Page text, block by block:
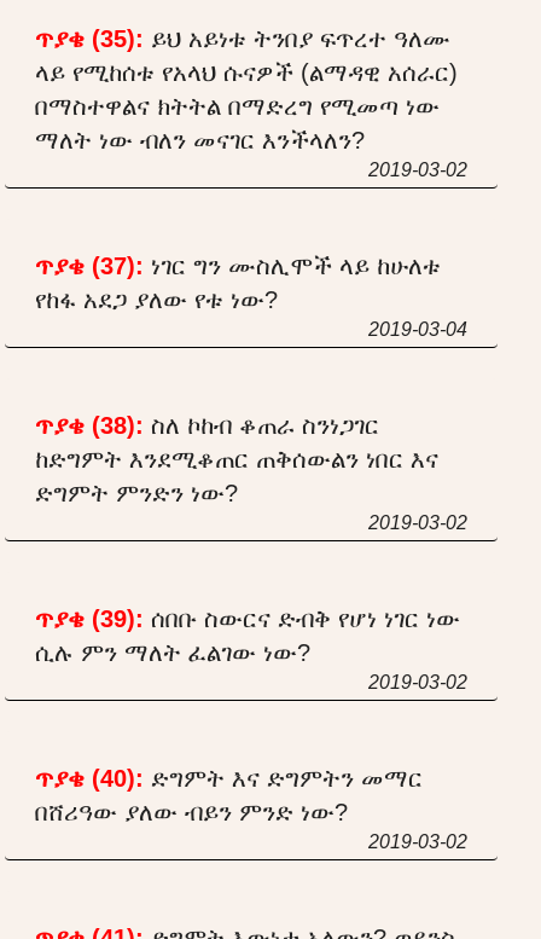
ጥያቄ (35): ይህ አይነቱ ትንበያ ፍጥረተ ዓለሙ
ላይ የሚከሰቱ የአላህ ሱናዎች (ልማዳዊ አሰራር)
በማስተዋልና ክትትል በማድረግ የሚመጣ ነው
ማለት ነው ብለን መናገር እንችላለን?
2019-03-02
ጥያቄ (37): ነገር ግን ሙስሊሞች ላይ ከሁለቱ
የከፋ አደጋ ያለው የቱ ነው?
2019-03-04
ጥያቄ (38): ስለ ኮከብ ቆጠራ ስንነጋገር
ከድግምት እንደሚቆጠር ጠቅሰውልን ነበር እና
ድግምት ምንድን ነው?
2019-03-02
ጥያቄ (39): ሰበቡ ስውርና ድብቅ የሆነ ነገር ነው
ሲሉ ምን ማለት ፈልገው ነው?
2019-03-02
ጥያቄ (40): ድግምት እና ድግምትን መማር
በሸሪዓው ያለው ብይን ምንድ ነው?
2019-03-02